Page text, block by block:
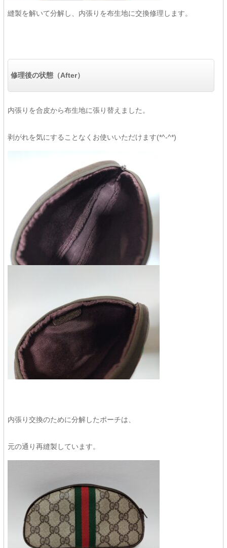
縫製を解いて分解し、内張りを布生地に交換修理します。
修理後の状態（After）
内張りを合皮から布生地に張り替えました。
剥がれを気にすることなくお使いいただけます(*^-^*)
内張り交換のために分解したポーチは、
元の通り再縫製しています。